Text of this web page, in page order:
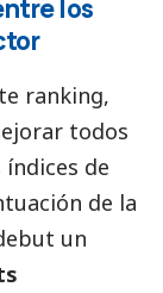
los
ranking,
todos
de
de la
un